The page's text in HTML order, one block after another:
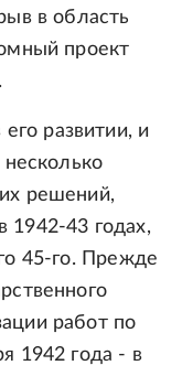
в область
проект
развитии, и
несколько
решений,
1942-43 годах,
45-го. Прежде
работ по
1942 года - в